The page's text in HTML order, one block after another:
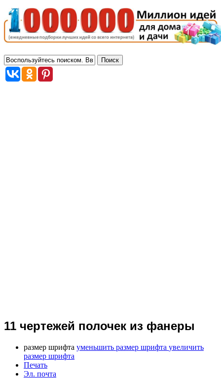
11 чертежей полочек из фанеры
размер шрифта уменьшить размер шрифта увеличить
размер шрифта
Печать
Эл. почта